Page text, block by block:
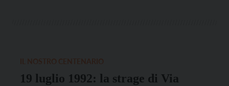
19 luglio 1992: la strage di Via